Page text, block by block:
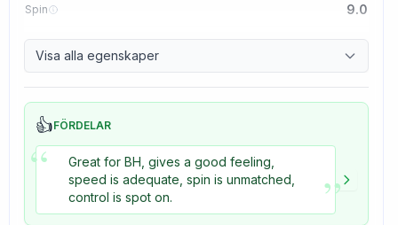
Spin 9.0
Control 9.1
Tackiness 3.3
Visa alla egenskaper
👍FÖRDELAR
“
Great for BH, gives a good feeling,
speed is adequate, spin is unmatched,
control is spot on.
”